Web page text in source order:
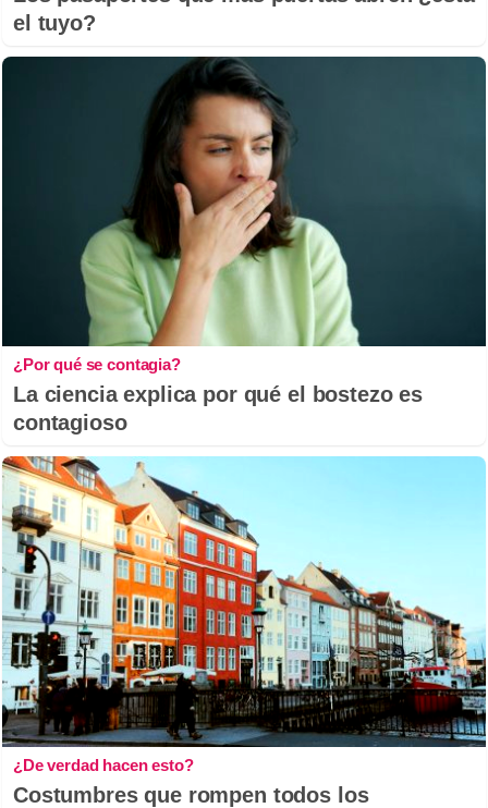
el tuyo?
¿Por qué se contagia?
La ciencia explica por qué el bostezo es
contagioso
¿De verdad hacen esto?
Costumbres que rompen todos los